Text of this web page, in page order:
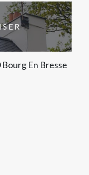
En Bresse